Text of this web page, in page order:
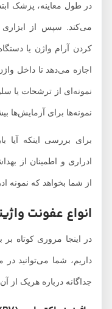
در طول معاینه، پزشک ابتدا
کردن آرام واژن یا دستگاه
اجازه می‌دهد تا داخل واژن را
نمونه‌ای از ترشحات یا
نمونه‌ها برای آزمایش‌ها
برای بررسی اینکه آیا
ادراری و اطمینان از
از شما بخواهد که نمونه ادرار
انواع عفونت
در اینجا مروری کوتاه بر
داریم، شما می‌توانید در
جداگانه درباره هریک از آن‌ها